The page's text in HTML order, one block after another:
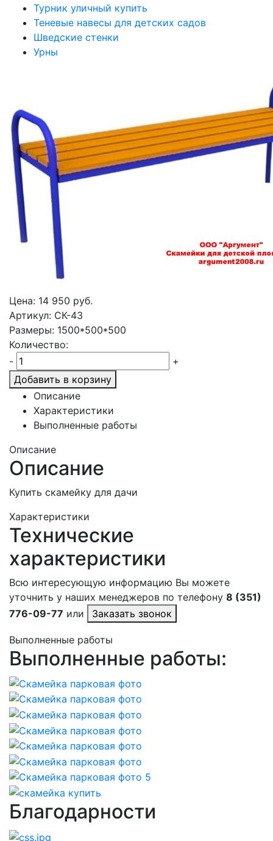
Турник уличный купить
Теневые навесы для детских садов
Шведские стенки
Урны
Цена: 14 950 руб.
Артикул: СК-43
Размеры: 1500*500*500
Количество:
-
+
Добавить в корзину
Описание
Характеристики
Выполненные работы
Описание
Описание
Купить скамейку для дачи
Характеристики
Технические
характеристики
Всю интересующую информацию Вы можете
уточнить у наших менеджеров по телефону 8 (351)
776-09-77 или Заказать звонок
Выполненные работы
Выполненные работы:
Благодарности